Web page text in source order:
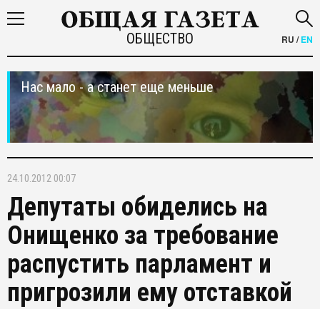
ОБЩЕСТВО RU /EN
Нас мало - а станет еще меньше
24.10.2012 00:07
Депутаты обиделись на
Онищенко за требование
распустить парламент и
пригрозили ему отставкой